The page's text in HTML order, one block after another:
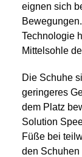
eignen sich
Technologie
Mittelsohle
Die Schuhe
geringeres
dem Platz
Solution
Füße bei
den